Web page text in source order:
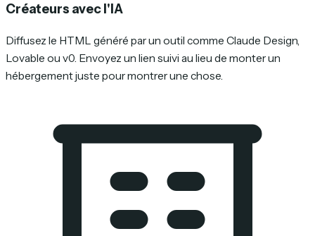
Créateurs avec l'IA
Diffusez le HTML généré par un outil comme Claude Design,
Lovable ou v0. Envoyez un lien suivi au lieu de monter un
hébergement juste pour montrer une chose.